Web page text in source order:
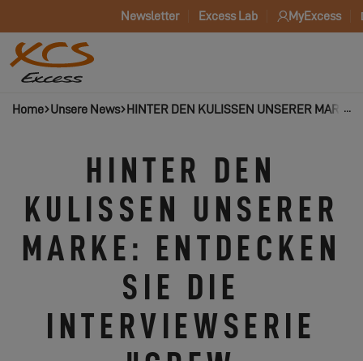
Newsletter Excess Lab MyExcess
Home Unsere News HINTER DEN KULISSEN UNSERER
HINTER DEN
KULISSEN UNSERER
MARKE: ENTDECKEN
SIE DIE
INTERVIEWSERIE